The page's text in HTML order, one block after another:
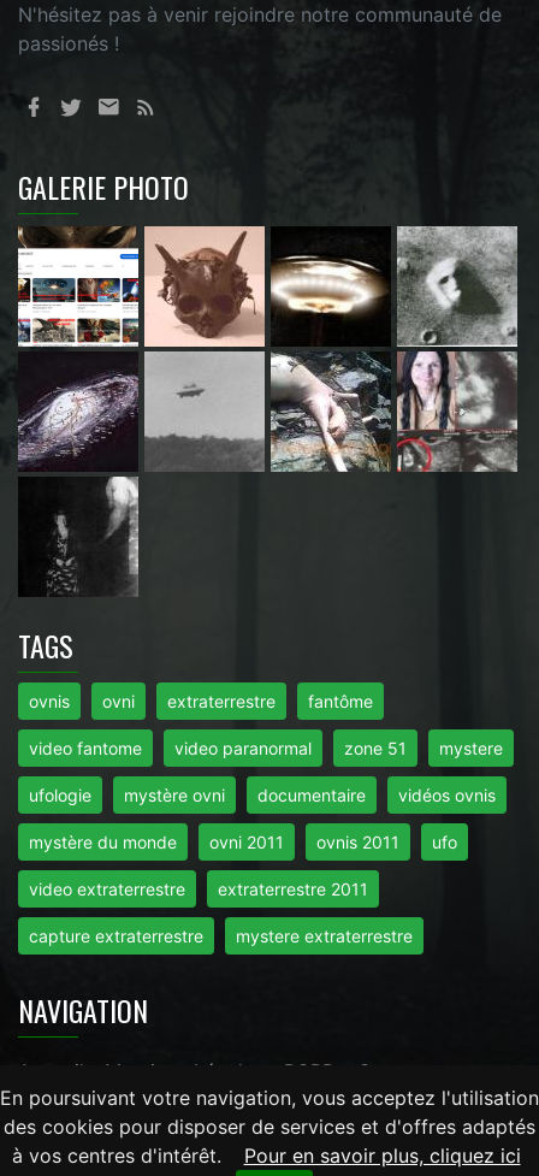
En poursuivant votre navigation, vous acceptez l'utilisation
des cookies pour disposer de services et d'offres adaptés
à vos centres d'intérêt.
Pour en savoir plus, cliquez ici
N'hésitez pas à venir rejoindre notre communauté de
passionés !
GALERIE PHOTO
TAGS
ovnis ovni extraterrestre fantôme
video fantome video paranormal zone 51 mystere
ufologie mystère ovni documentaire vidéos ovnis
mystère du monde ovni 2011 ovnis 2011 ufo
video extraterrestre extraterrestre 2011
capture extraterrestre mystere extraterrestre
NAVIGATION
Accueil Mentions Légales RGPD Contact
Tout droits réservés © 2026 - Mysteredumonde.com -